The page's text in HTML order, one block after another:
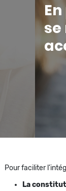
se
Pour faciliter
La